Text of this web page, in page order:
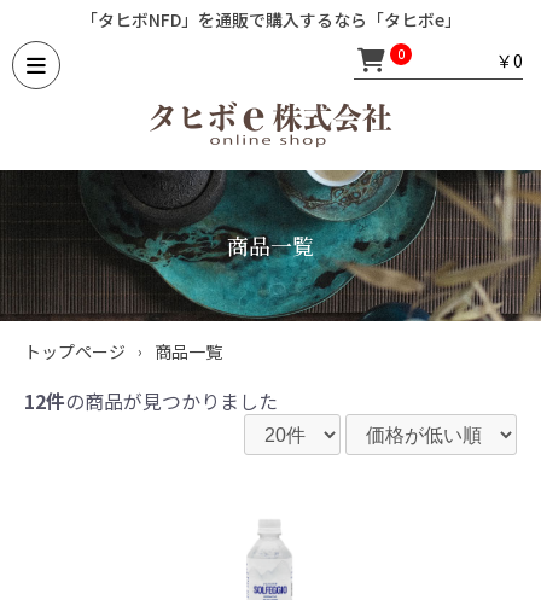
「タヒボNFD」を通販で購入するなら「タヒボe」
0 ￥0
商品一覧
トップページ › 商品一覧
12件の商品が見つかりました